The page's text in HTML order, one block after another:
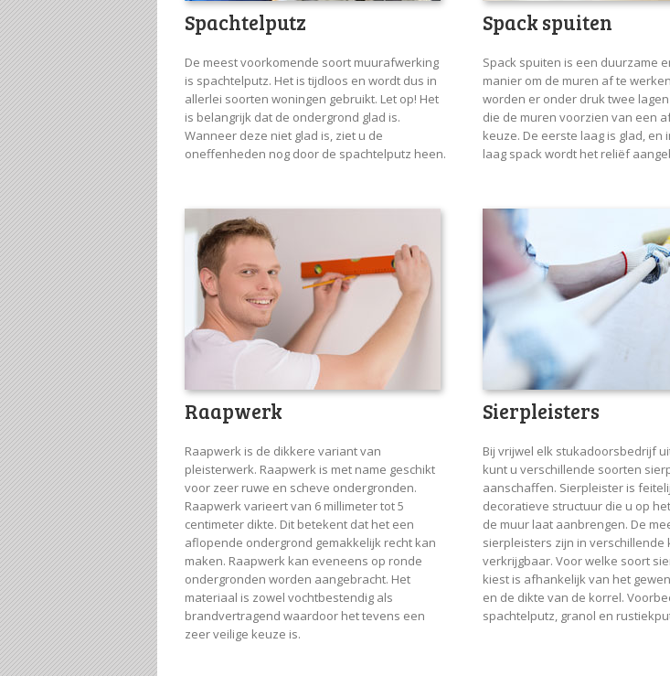
Spachtelputz
De meest voorkomende soort muurafwerking
is spachtelputz. Het is tijdloos en wordt dus in
allerlei soorten woningen gebruikt. Let op! Het
is belangrijk dat de ondergrond glad is.
Wanneer deze niet glad is, ziet u de
oneffenheden nog door de spachtelputz heen.
Spack spuiten
Spack spuiten is een duurzame
manier om de muren af te
worden er onder druk twee
die de muren voorzien van een
keuze. De eerste laag is glad, en
laag spack wordt het reliëf
Raapwerk
Raapwerk is de dikkere variant van
pleisterwerk. Raapwerk is met name geschikt
voor zeer ruwe en scheve ondergronden.
Raapwerk varieert van 6 millimeter tot 5
centimeter dikte. Dit betekent dat het een
aflopende ondergrond gemakkelijk recht kan
maken. Raapwerk kan eveneens op ronde
ondergronden worden aangebracht. Het
materiaal is zowel vochtbestendig als
brandvertragend waardoor het tevens een
zeer veilige keuze is.
Sierpleisters
Bij vrijwel elk stukadoorsbedrijf
kunt u verschillende soorten
aanschaffen. Sierpleister is
decoratieve structuur die u op
de muur laat aanbrengen. De
sierpleisters zijn in verschillende
verkrijgbaar. Voor welke soort
kiest is afhankelijk van het
en de dikte van de korrel.
spachtelputz, granol en